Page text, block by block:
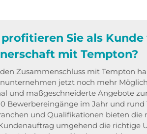
Sie als Kunde
mit Tempton?
Zusammenschluss mit Tempton
jetzt noch mehr
und maßgeschneiderte Angebote
Bewerbereingänge im Jahr und rund
und Qualifikationen bieten
umgehend die richtige